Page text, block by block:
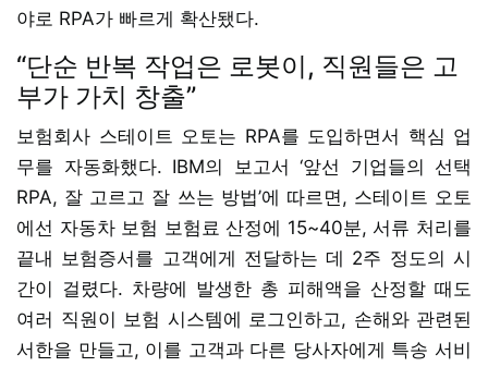
야로 RPA가 빠르게 확산됐다.
“단순 반복 작업은 로봇이, 직원들은 고
부가 가치 창출”
보험회사 스테이트 오토는 RPA를 도입하면서 핵심 업
무를 자동화했다. IBM의 보고서 ‘앞선 기업들의 선택
RPA, 잘 고르고 잘 쓰는 방법’에 따르면, 스테이트 오토
에선 자동차 보험 보험료 산정에 15~40분, 서류 처리를
끝내 보험증서를 고객에게 전달하는 데 2주 정도의 시
간이 걸렸다. 차량에 발생한 총 피해액을 산정할 때도
여러 직원이 보험 시스템에 로그인하고, 손해와 관련된
서한을 만들고, 이를 고객과 다른 당사자에게 특송 서비